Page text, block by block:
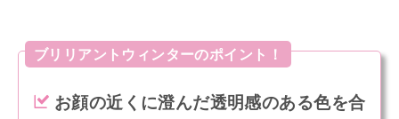
ブリリアントウィンターのポイント！
お顔の近くに澄んだ透明感のある色を合